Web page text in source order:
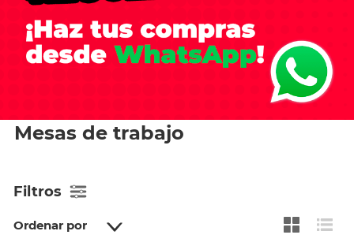
Mesas de trabajo
Filtros
Ordenar por